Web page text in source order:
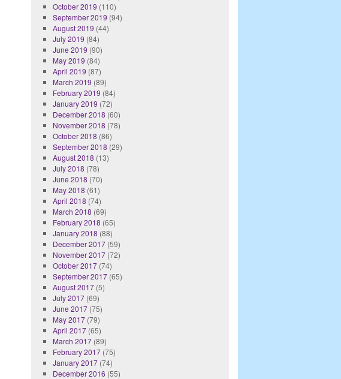
October 2019 (110)
September 2019 (94)
August 2019 (44)
July 2019 (84)
June 2019 (90)
May 2019 (84)
April 2019 (87)
March 2019 (89)
February 2019 (84)
January 2019 (72)
December 2018 (60)
November 2018 (78)
October 2018 (86)
September 2018 (29)
August 2018 (13)
July 2018 (78)
June 2018 (70)
May 2018 (61)
April 2018 (74)
March 2018 (69)
February 2018 (65)
January 2018 (88)
December 2017(59)
November 2017(72)
October 2017(74)
September 2017(65)
August 2017(5)
July 2017(69)
June 2017(75)
May 2017(79)
April 2017(65)
March 2017(89)
February 2017(75)
January 2017(74)
December 2016 (55)